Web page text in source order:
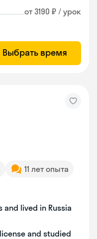
от 3190 ₽ / урок
Выбрать время
11 лет опыта
and lived in Russia
and studied